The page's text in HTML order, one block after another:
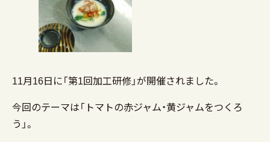
11月16日に「第1回加工研修」が開催されました。
今回のテーマは「トマトの赤ジャム・黄ジャムをつくろ
う」。